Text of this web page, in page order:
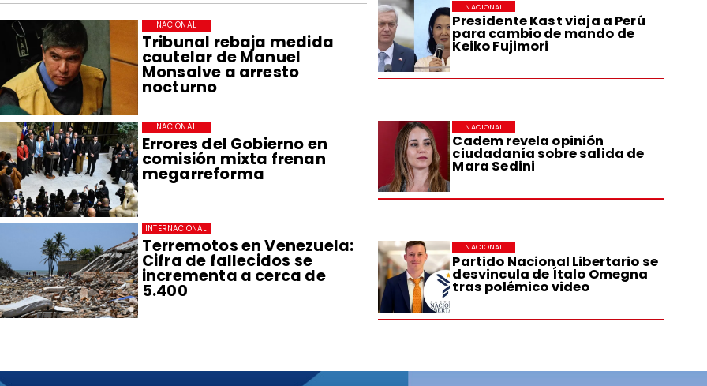
Presidente Kast viaja a Perú
para cambio de mando de
Keiko Fujimori
NACIONAL
Cadem revela opinión
ciudadanía sobre salida de
Mara Sedini
NACIONAL
Partido Nacional Libertario se
desvincula de Ítalo Omegna
tras polémico video
NACIONAL
Tribunal rebaja medida
cautelar de Manuel
Monsalve a arresto
nocturno
NACIONAL
Errores del Gobierno en
comisión mixta frenan
megarreforma
NACIONAL
Terremotos en Venezuela:
Cifra de fallecidos se
incrementa a cerca de
5.400
INTERNACIONAL